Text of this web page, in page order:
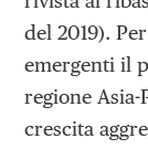
del 2019).
emergenti il
regione
crescita